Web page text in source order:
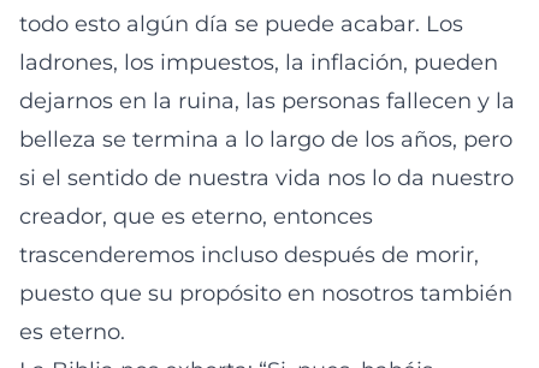
todo esto algún día se puede acabar. Los
ladrones, los impuestos, la inflación, pueden
dejarnos en la ruina, las personas fallecen y la
belleza se termina a lo largo de los años, pero
si el sentido de nuestra vida nos lo da nuestro
creador, que es eterno, entonces
trascenderemos incluso después de morir,
puesto que su propósito en nosotros también
es eterno.